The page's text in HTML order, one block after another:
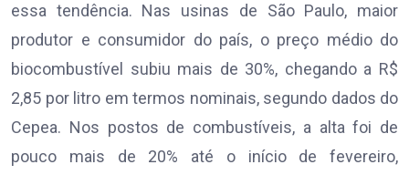
essa tendência. Nas usinas de São Paulo, maior
produtor e consumidor do país, o preço médio do
biocombustível subiu mais de 30%, chegando a R$
2,85 por litro em termos nominais, segundo dados do
Cepea. Nos postos de combustíveis, a alta foi de
pouco mais de 20% até o início de fevereiro,